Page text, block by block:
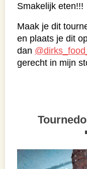
Smakelijk eten!!!
Maak je dit
en plaats je dit
dan
gerecht in mijn